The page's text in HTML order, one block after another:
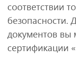
соответствии
безопасности.
документов вы
сертификации